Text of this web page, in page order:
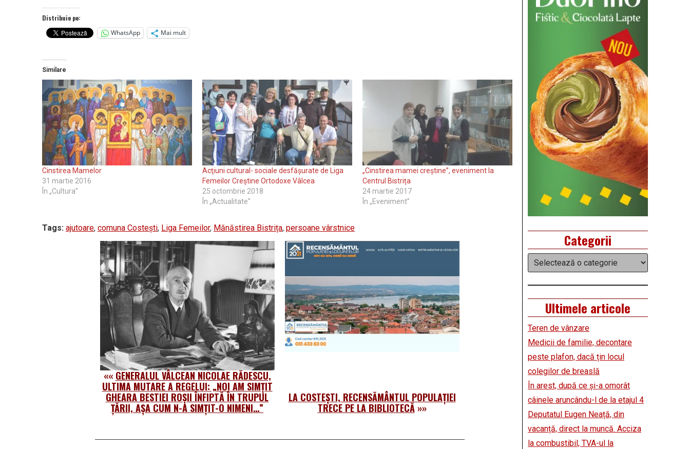
Distribuie pe:
WhatsApp
Mai mult
Similare
Cinstirea Mamelor
31 martie 2016
În „Cultura”
Acţiuni cultural- sociale desfăşurate de Liga
Femeilor Creştine Ortodoxe Vâlcea
25 octombrie 2018
În „Actualitate”
„Cinstirea mamei creștine”, eveniment la
Centrul Bistrița
24 martie 2017
În „Eveniment”
Tags: ajutoare, comuna Costești, Liga Femeilor, Mănăstirea Bistrița, persoane vârstnice
«« GENERALUL VÂLCEAN NICOLAE RĂDESCU,
ULTIMA MUTARE A REGELUI: „NOI AM SIMŢIT
GHEARA BESTIEI ROŞII ÎNFIPTĂ ÎN TRUPUL
ŢĂRII, AŞA CUM N-A SIMŢIT-O NIMENI…”
LA COSTEȘTI, RECENSĂMÂNTUL POPULAȚIEI
TRECE PE LA BIBLIOTECĂ»»
Categorii
Categorii
Ultimele articole
Teren de vânzare
Medicii de familie, decontare
peste plafon, dacă țin locul
colegilor de breaslă
În arest, după ce și-a omorât
câinele aruncându-l de la etajul 4
Deputatul Eugen Neață, din
vacanță, direct la muncă. Acciza
la combustibil, TVA-ul la